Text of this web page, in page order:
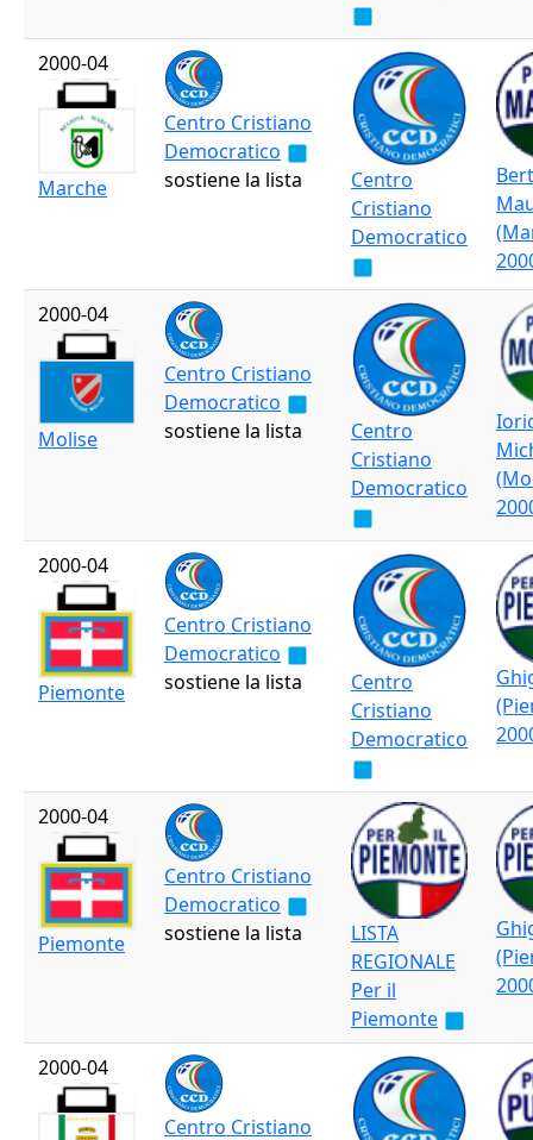
2000-04
Marche
Centro Cristiano
Democratico
sostiene la lista
Centro
Cristiano
Democratico
2000-04
Molise
Centro Cristiano
Democratico
sostiene la lista
Centro
Cristiano
Democratico
2000-04
Piemonte
Centro Cristiano
Democratico
sostiene la lista
Centro
Cristiano
Democratico
2000-04
Piemonte
Centro Cristiano
Democratico
sostiene la lista
LISTA
REGIONALE
Per il
Piemonte
2000-04
Centro Cristiano